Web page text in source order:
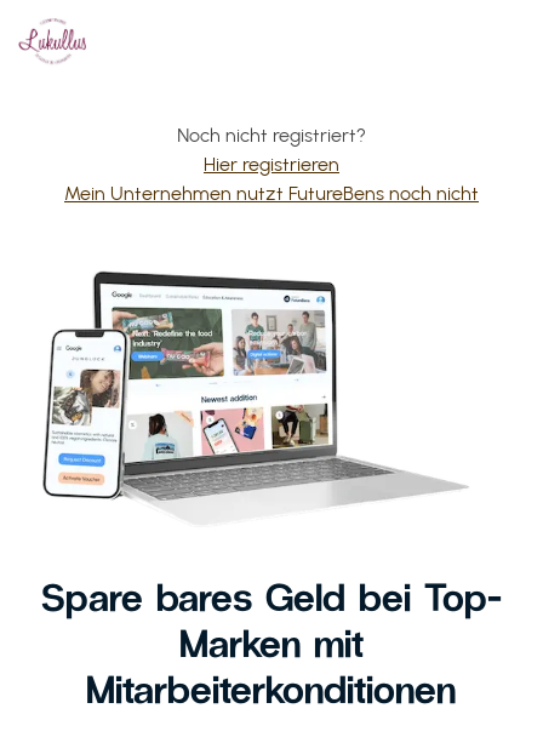
Noch nicht registriert?
Hier registrieren
Mein Unternehmen nutzt FutureBens noch nicht
Spare bares Geld bei Top-
Marken mit
Mitarbeiterkonditionen